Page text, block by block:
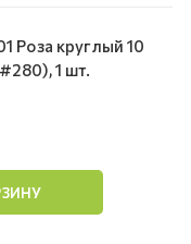
Роза круглый 10
1 шт.